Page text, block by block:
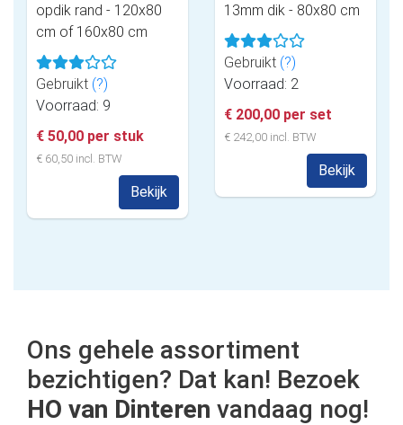
opdik rand - 120x80
cm of 160x80 cm
Gebruikt (?)
Voorraad: 9
€ 50,00 per stuk
€ 60,50 incl. BTW
Bekijk
13mm dik - 80x80 cm
Gebruikt (?)
Voorraad: 2
€ 200,00 per set
€ 242,00 incl. BTW
Bekijk
Ons gehele assortiment
bezichtigen? Dat kan! Bezoek
HO van Dinteren vandaag nog!